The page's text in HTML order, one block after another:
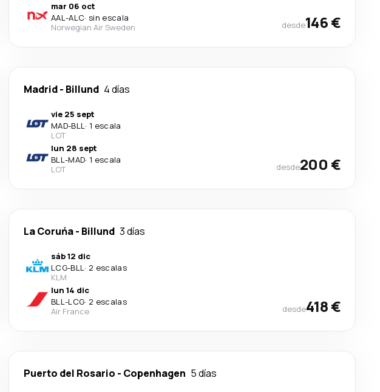
mar 06 oct
AAL-ALC· sin escala
Norwegian Air Sweden
desde146 €
Madrid- Billund 4 días
vie 25 sept
MAD-BLL· 1 escala
LOT
lun 28 sept
BLL-MAD· 1 escala
LOT
desde200 €
La Coruńa- Billund 3 días
sáb 12 dic
LCG-BLL· 2 escalas
KLM
lun 14 dic
BLL-LCG· 2 escalas
Air France
desde418 €
Puerto del Rosario - Copenhagen 5 días